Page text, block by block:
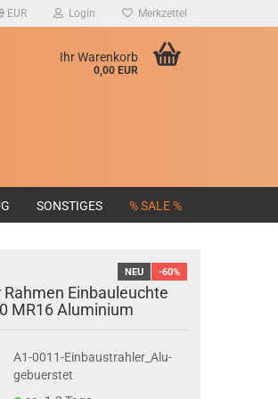
EUR Login Merkzettel
Ihr Warenkorb
0,00 EUR
SONSTIGES % SALE %
NEU -60%
Einbauleuchte
MR16 Aluminium
A1-0011-Einbaustrahler_Alu-
gebuerstet